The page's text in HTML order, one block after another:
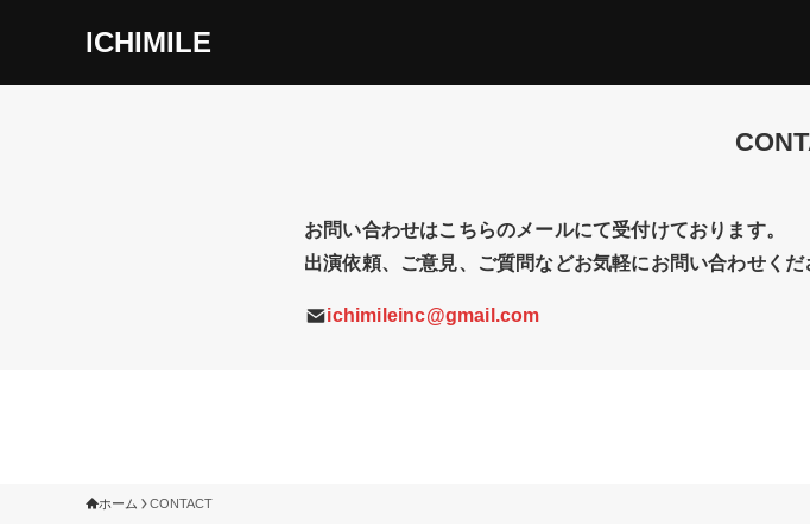
ICHIMILE
お問い合わせはこちらのメールにて受付けております。
出演依頼、ご意見、ご質問などお気軽にお問い合わせくだ
ichimileinc@gmail.com
ホーム CONTACT